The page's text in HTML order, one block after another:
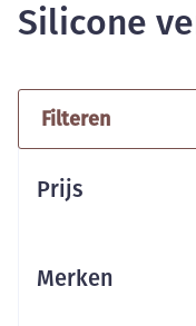
Silicone
Filteren
Prijs
Merken